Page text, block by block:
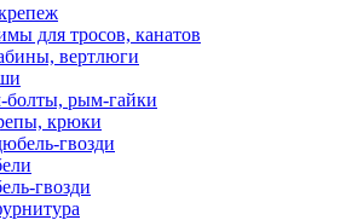
для тросов, канатов
вертлюги
рым-гайки
крюки
гвозди
гвозди